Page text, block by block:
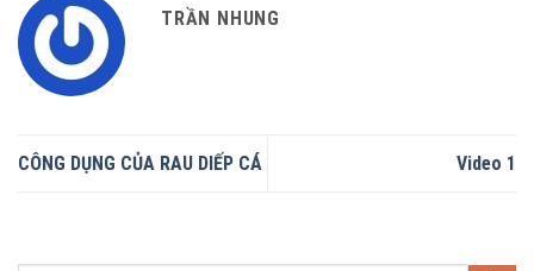
TRẦN NHUNG
CÔNG DỤNG CỦA RAU DIẾP CÁ Video 1